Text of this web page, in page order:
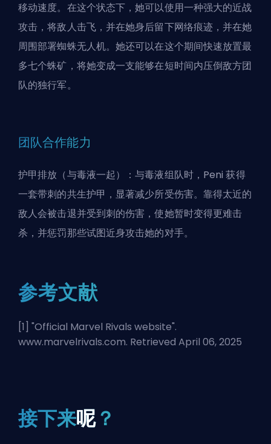
移动速度。在这个状态下，她可以使用一种强大的近战
攻击，将敌人击飞，并在她身后留下网络痕迹，并在她
周围部署蜘蛛无人机。她还可以在这个期间快速放置最
多七个蛛矿，将她变成一支能够在短时间内压倒敌方团
队的独行军。
团队合作能力
护甲排放（与毒液一起）：与毒液组队时，Peni 获得
一套带刺的共生护甲，显著减少所受伤害。靠得太近的
敌人会被击退并受到刺的伤害，使她暂时变得更难击
杀，并惩罚那些试图近身攻击她的对手。
参考文献
[1] "Official Marvel Rivals website".
www.marvelrivals.com. Retrieved April 06, 2025
接下来呢？